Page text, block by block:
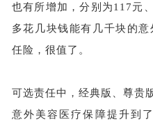
也有所增加，分别为117元
多花几块钱能有几千块的
任险，很值了。
可选责任中，经典版、尊贵
意外美容医疗保障提升到了